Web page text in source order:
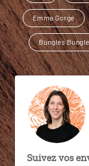
Emma Gorge
Bungles
Suivez vos